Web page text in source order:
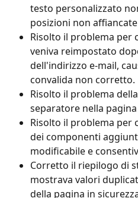
testo personalizzato
posizioni non
Risolto il problema per
veniva reimpostato
dell'indirizzo e-mail,
convalida non corretto.
Risolto il problema
separatore nella pagina
Risolto il problema per
dei componenti
modificabile e
Corretto il riepilogo di
mostrava valori
della pagina in